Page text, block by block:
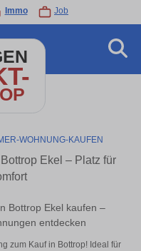
Immo Job
WOHNUNG-KAUFEN
Ekel – Platz für
Bottrop Ekel kaufen –
entdecken
zum Kauf in Bottrop! Ideal für